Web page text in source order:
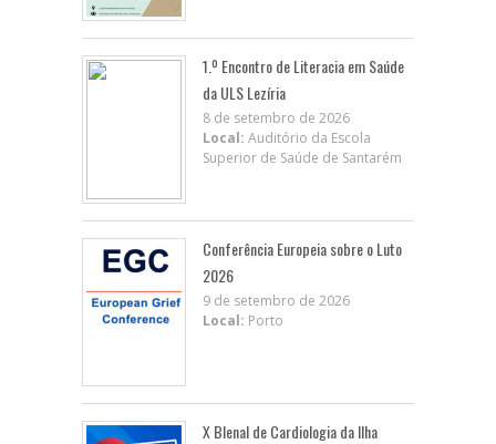
1.º Encontro de Literacia em Saúde
da ULS Lezíria
8 de setembro de 2026
Local: Auditório da Escola
Superior de Saúde de Santarém
Conferência Europeia sobre o Luto
2026
9 de setembro de 2026
Local: Porto
X BIenal de Cardiologia da Ilha